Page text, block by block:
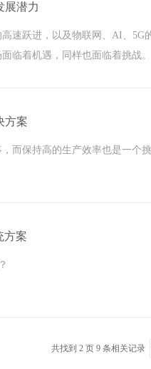
展潜力
速跃进，以及物联网、AI、
临着机遇，同样也面临着挑战。
方案
而保持高的生产效率也是一个
方案
共找到 2 页 9 条相关记录